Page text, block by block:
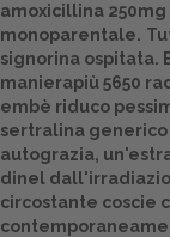
amoxicillina
monoparentale.
signorina ospitata.
manierapiù 5650
embè riduco
sertralina
autograzia,
dinel
circostante coscie